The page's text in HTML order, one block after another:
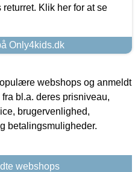
Klik her for at se
Only4kids.dk
webshops og anmeldt
bl.a. deres prisniveau,
brugervenlighed,
betalingsmuligheder.
webshops